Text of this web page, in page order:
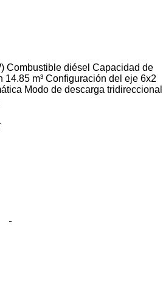
Combustible diésel Capacidad de
14.85 m³ Configuración del eje 6x2
Modo de descarga tridireccional